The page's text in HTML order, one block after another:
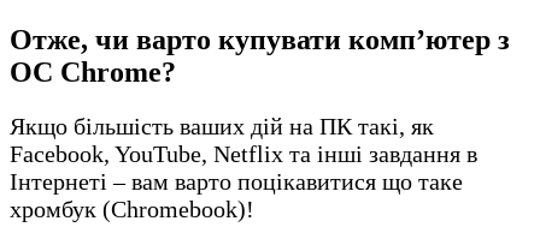
Отже, чи варто купувати комп’ютер з
ОС Chrome?
Якщо більшість ваших дій на ПК такі, як
Facebook, YouTube, Netflix та інші завдання в
Інтернеті – вам варто поцікавитися що таке
хромбук (Chromebook)!